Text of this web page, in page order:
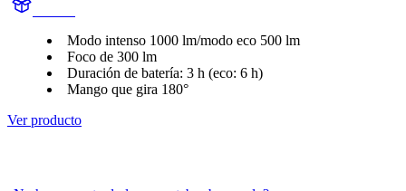
Modo intenso 1000 lm/modo eco 500 lm
Foco de 300 lm
Duración de batería: 3 h (eco: 6 h)
Mango que gira 180°
Ver producto